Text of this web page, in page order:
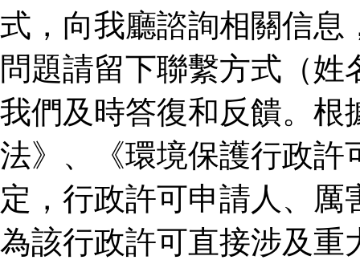
式，向我廳諮詢相關信息
問題請留下聯繫方式（
我們及時答復和反饋。根
法》、《環境保護行政許
定，行政許可申請人、
為該行政許可直接涉及重